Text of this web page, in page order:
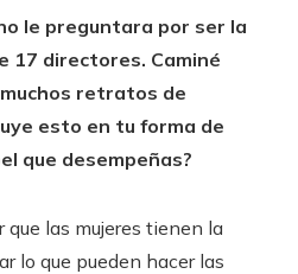
le preguntara por ser la
17 directores. Caminé
retratos de
esto en tu forma de
que desempeñas?
que las mujeres tienen la
lo que pueden hacer las